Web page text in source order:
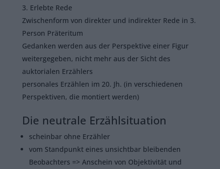
Erlebte Rede
Zwischenform von direkter und indirekter Rede in 3.
Person Präteritum
Gedanken werden aus der Perspektive einer Figur
weitergegeben, nicht mehr aus der Sicht des
auktorialen Erzählers
personales Erzählen im 20. Jh. (in verschiedenen
Perspektiven, die montiert werden)
Die neutrale Erzählsituation
scheinbar ohne Erzähler
vom Standpunkt eines unsichtbar bleibenden
Beobachters => Anschein von Objektivität und